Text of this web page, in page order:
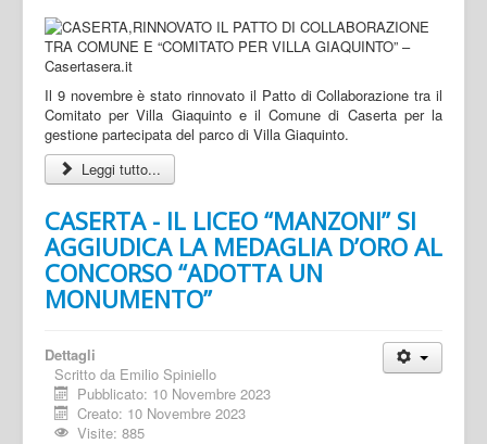
Il 9 novembre è stato rinnovato il Patto di Collaborazione tra il
Comitato per Villa Giaquinto e il Comune di Caserta per la
gestione partecipata del parco di Villa Giaquinto.
Leggi tutto...
CASERTA - IL LICEO “MANZONI” SI
AGGIUDICA LA MEDAGLIA D’ORO AL
CONCORSO “ADOTTA UN
MONUMENTO”
Dettagli
Scritto da Emilio Spiniello
Pubblicato: 10 Novembre 2023
Creato: 10 Novembre 2023
Visite: 885